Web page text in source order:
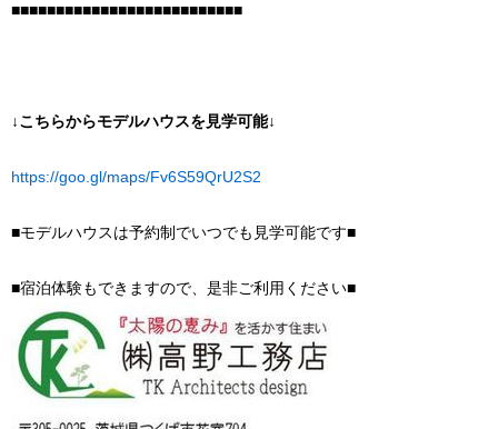
■■■■■■■■■■■■■■■■■■■■■■■■■■
↓こちらからモデルハウスを見学可能↓
https://goo.gl/maps/Fv6S59QrU2S2
■モデルハウスは予約制でいつでも見学可能です■
■宿泊体験もできますので、是非ご利用ください■